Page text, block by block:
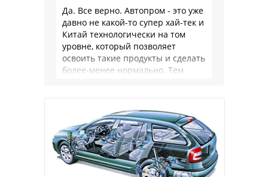
Да. Все верно. Автопром - это уже
давно не какой-то супер хай-тек и
Китай технологически на том
уровне, который позволяет
освоить такие продукты и сделать
более-менее нормально. Тем